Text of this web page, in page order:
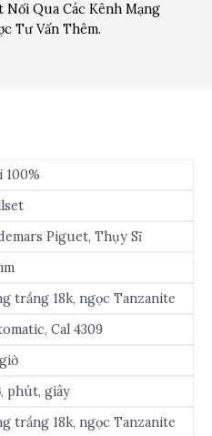
Nối Qua Các Kênh Mạng
Tư Vấn Thêm.
100%
Piguet, Thụy Sĩ
trắng 18k, ngọc Tanzanite
Cal 4309
phút, giây
trắng 18k, ngọc Tanzanite